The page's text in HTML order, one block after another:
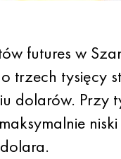
futures w
trzech tysięcy
dolarów.